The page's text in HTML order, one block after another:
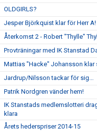
OLDGIRLS?
Jesper Björkquist klar för Herr A!
Återkomst 2 - Robert "Thylle"
Provträningar med IK Stanstad
Mattias "Hacke" Johansson klar
Jardrup/Nilsson tackar för sig...
Patrik Nordgren vänder hem!
IK Stanstads medlemslotteri
klara
Årets hederspriser 2014-15